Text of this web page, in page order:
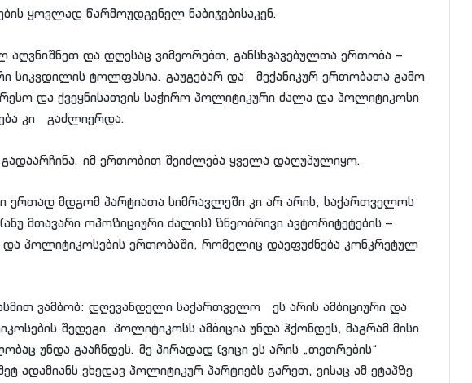
ყოვლად წარმოუდგენელ ნაბიჯებისაკენ.
და დღესაც ვიმეორებთ, განსხვავებულთა ერთობა –
სიკვდილის ტოლფასია. გაუგებარ და მექანიკურ ერთობათა გამო
და ქვეყნისათვის საჭირო პოლიტიკური ძალა და პოლიტიკოსი
კი გაძლიერდა.
იმ ერთობით შეიძლება ყველა დაღუპულიყო.
ერთად მდგომ პარტიათა სიმრავლეში კი არ არის, საქართველოს
მთავარი ოპოზიციური ძალის) ზნეობრივი ავტორიტეტების –
და პოლიტიკოსების ერთობაში, რომელიც დაეფუძნება კონკრეტულ
ვამბობ: დღევანდელი საქართველო ეს არის ამბიციური და
შედეგი. პოლიტიკოსს ამბიცია უნდა ჰქონდეს, მაგრამ მისი
უნდა გააჩნდეს. მე პირადად (ვიცი ეს არის „თეთრების“
ადამიანს ვხედავ პოლიტიკურ პარტიებს გარეთ, ვისაც ამ ეტაპზე